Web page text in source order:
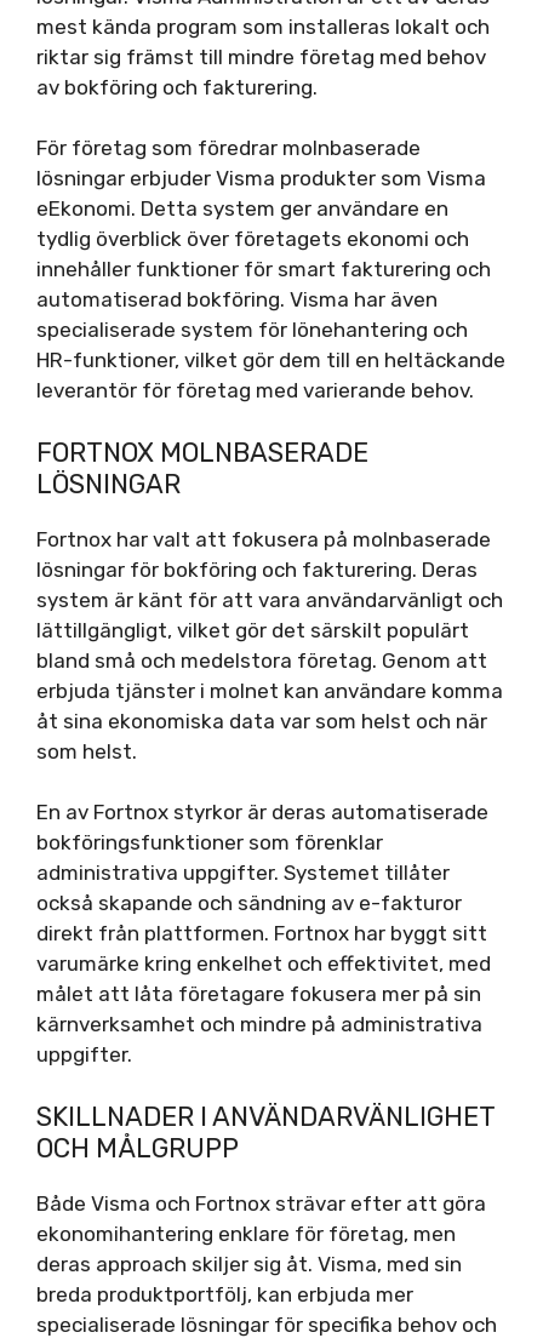
mest kända program som installeras lokalt och
riktar sig främst till mindre företag med behov
av bokföring och fakturering.
För företag som föredrar molnbaserade
lösningar erbjuder Visma produkter som Visma
eEkonomi. Detta system ger användare en
tydlig överblick över företagets ekonomi och
innehåller funktioner för smart fakturering och
automatiserad bokföring. Visma har även
specialiserade system för lönehantering och
HR-funktioner, vilket gör dem till en heltäckande
leverantör för företag med varierande behov.
FORTNOX MOLNBASERADE
LÖSNINGAR
Fortnox har valt att fokusera på molnbaserade
lösningar för bokföring och fakturering. Deras
system är känt för att vara användarvänligt och
lättillgängligt, vilket gör det särskilt populärt
bland små och medelstora företag. Genom att
erbjuda tjänster i molnet kan användare komma
åt sina ekonomiska data var som helst och när
som helst.
En av Fortnox styrkor är deras automatiserade
bokföringsfunktioner som förenklar
administrativa uppgifter. Systemet tillåter
också skapande och sändning av e-fakturor
direkt från plattformen. Fortnox har byggt sitt
varumärke kring enkelhet och effektivitet, med
målet att låta företagare fokusera mer på sin
kärnverksamhet och mindre på administrativa
uppgifter.
SKILLNADER I ANVÄNDARVÄNLIGHET
OCH MÅLGRUPP
Både Visma och Fortnox strävar efter att göra
ekonomihantering enklare för företag, men
deras approach skiljer sig åt. Visma, med sin
breda produktportfölj, kan erbjuda mer
specialiserade lösningar för specifika behov och